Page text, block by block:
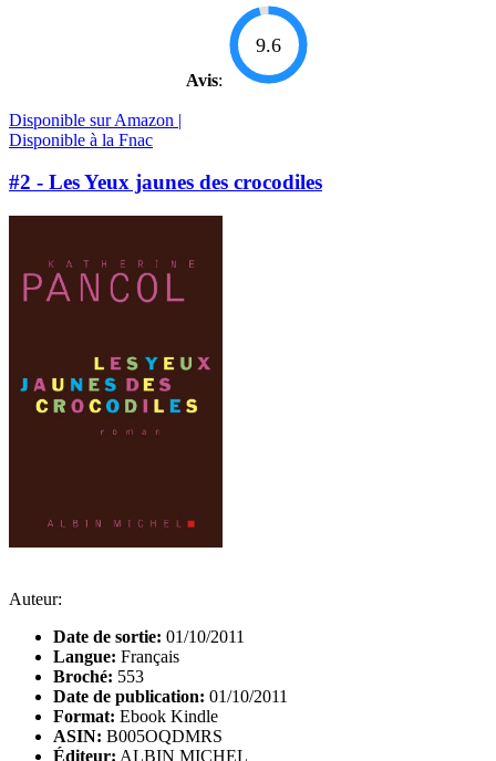
Avis:
9.6
Disponible sur Amazon |
Disponible à la Fnac
#2 - Les Yeux jaunes des crocodiles
Auteur:
Date de sortie: 01/10/2011
Langue: Français
Broché: 553
Date de publication: 01/10/2011
Format: Ebook Kindle
ASIN: B005OQDMRS
Éditeur: ALBIN MICHEL